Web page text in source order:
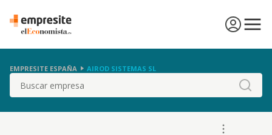
EMPRESITE ESPAÑA AIROD SISTEMAS SL
Buscar